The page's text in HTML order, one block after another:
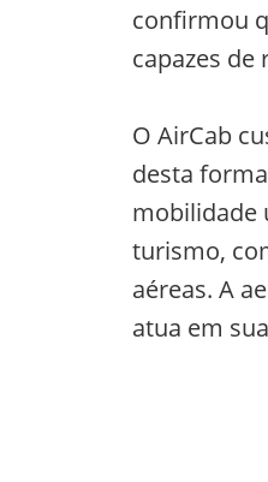
confirmou
capazes
O AirCab
desta
mobilidade
turismo,
aéreas. A
atua em